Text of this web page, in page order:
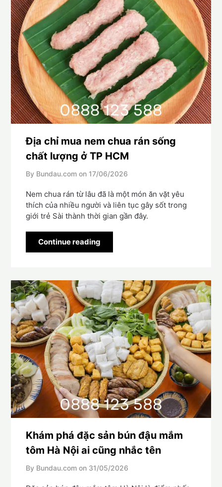
Địa chỉ mua nem chua rán sống
chất lượng ở TP HCM
By Bundau.com on 17/06/2026
Nem chua rán từ lâu đã là một món ăn vặt yêu
thích của nhiều người và liên tục gây sốt trong
giới trẻ Sài thành thời gian gần đây.
Continue reading
Khám phá đặc sản bún đậu mắm
tôm Hà Nội ai cũng nhắc tên
By Bundau.com on 31/05/2026